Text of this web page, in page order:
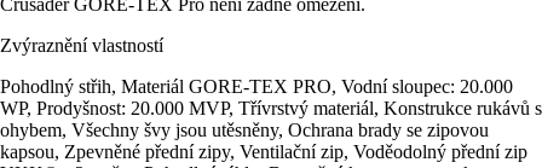
Zvýraznění vlastností
Pohodlný střih, Materiál GORE-TEX PRO, Vodní sloupec: 20.000
WP, Prodyšnost: 20.000 MVP, Třívrstvý materiál, Konstrukce rukávů s
ohybem, Všechny švy jsou utěsněny, Ochrana brady se zipovou
kapsou, Zpevněné přední zipy, Ventilační zip, Voděodolný přední zip